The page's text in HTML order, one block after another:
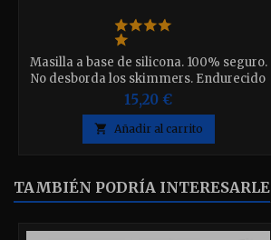
Masilla a base de silicona. 100% seguro.
No desborda los skimmers. Endurecido
en 3 minutos. Se puede amasar bajo el
agua. No huele mal y no enturbia el agua
15,20 €
 Añadir al carrito
TAMBIÉN PODRÍA INTERESARLE